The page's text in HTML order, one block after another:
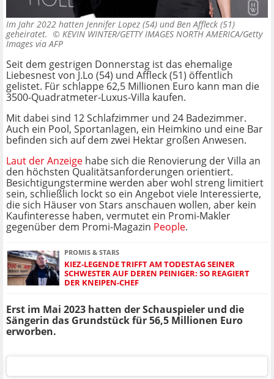
Im Jahr 2022 hatten Jennifer Lopez (54) und Ben Affleck (51)
geheiratet. © KEVIN WINTER/GETTY IMAGES NORTH AMERICA/Getty
Images via AFP
Seit dem gestrigen Donnerstag ist das ehemalige
Liebesnest von J.Lo (54) und Affleck (51) öffentlich
gelistet. Für schlappe 62,5 Millionen Euro kann man die
3500-Quadratmeter-Luxus-Villa kaufen.
Mit dabei sind 12 Schlafzimmer und 24 Badezimmer.
Auch ein Pool, Sportanlagen, ein Heimkino und eine Bar
befinden sich auf dem zwei Hektar großen Anwesen.
Laut der Anzeige habe sich die Renovierung der Villa an
den höchsten Qualitätsanforderungen orientiert.
Besichtigungstermine werden aber wohl streng limitiert
sein, schließlich lockt so ein Angebot viele Interessierte,
die sich Häuser von Stars anschauen wollen, aber kein
Kaufinteresse haben, vermutet ein Promi-Makler
gegenüber dem Promi-Magazin People.
PROMIS & STARS
KIEZ-LEGENDE TRIFFT AM TODESTAG SEINER
SCHWESTER AUF DEREN PEINIGER: SO REAGIERT
DER KNEIPEN-CHEF
Erst im Mai 2023 hatten der Schauspieler und die
Sängerin das Grundstück für 56,5 Millionen Euro
erworben.